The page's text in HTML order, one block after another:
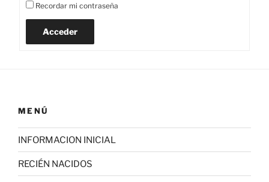
Recordar mi contraseña
Acceder
MENÚ
INFORMACION INICIAL
RECIÉN NACIDOS